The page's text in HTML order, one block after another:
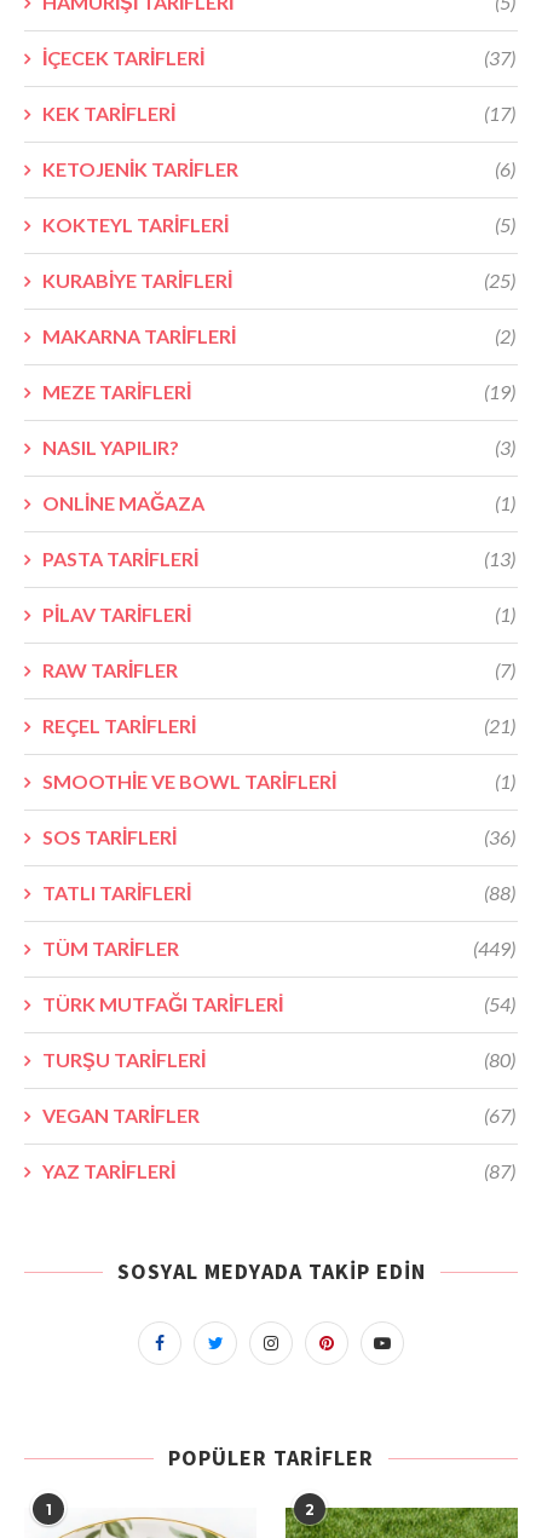
İÇECEK TARİFLERİ (37)
KEK TARİFLERİ (17)
KETOJENİK TARİFLER (6)
KOKTEYL TARİFLERİ (5)
KURABİYE TARİFLERİ (25)
MAKARNA TARİFLERİ (2)
MEZE TARİFLERİ (19)
NASIL YAPILIR? (3)
ONLİNE MAĞAZA (1)
PASTA TARİFLERİ (13)
PİLAV TARİFLERİ (1)
RAW TARİFLER (7)
REÇEL TARİFLERİ (21)
SMOOTHİE VE BOWL TARİFLERİ (1)
SOS TARİFLERİ (36)
TATLI TARİFLERİ (88)
TÜM TARİFLER (449)
TÜRK MUTFAĞI TARİFLERİ (54)
TURŞU TARİFLERİ (80)
VEGAN TARİFLER (67)
YAZ TARİFLERİ (87)
SOSYAL MEDYADA TAKIP EDIN
POPÜLER TARIFLER
1 2